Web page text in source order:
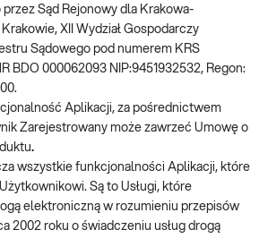
Sąd Rejonowy dla Krakowa-
XII Wydział Gospodarczy
Sądowego pod numerem KRS
BDO 000062093 NIP:9451932532, Regon:
Aplikacji, za pośrednictwem
Zarejestrowany może zawrzeć Umowę o
.
wszystkie funkcjonalności Aplikacji, które
Są to Usługi, które
elektroniczną w rozumieniu przepisów
2002 roku o świadczeniu usług drogą